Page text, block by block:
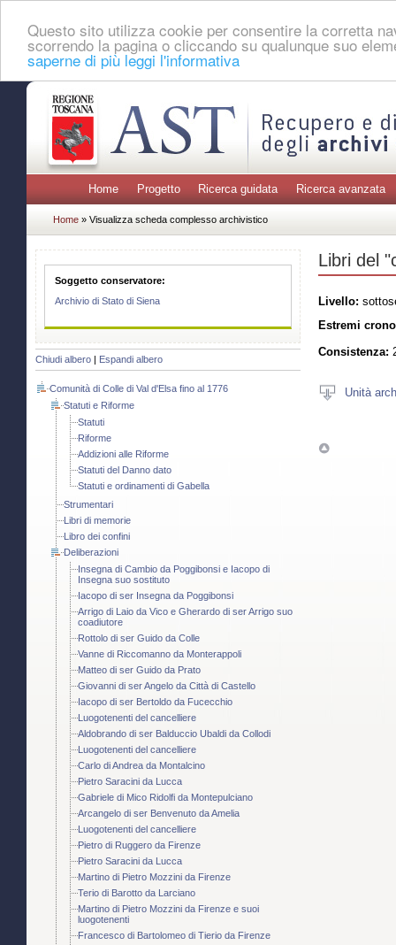
Questo sito utilizza cookie per consentire la corretta
scorrendo la pagina o cliccando su qualunque suo
saperne di più leggi l'informativa
Home Progetto Ricerca guidata Ricerca avanzata
Home » Visualizza scheda complesso archivistico
Soggetto conservatore:
Archivio di Stato di Siena
Chiudi albero Espandi albero
Comunità di Colle di Val d'Elsa fino al 1776
Statuti e Riforme
Statuti
Riforme
Addizioni alle Riforme
Statuti del Danno dato
Statuti e ordinamenti di Gabella
Strumentari
Libri di memorie
Libro dei confini
Deliberazioni
Insegna di Cambio da Poggibonsi e Iacopo di
Insegna suo sostituto
Iacopo di ser Insegna da Poggibonsi
Arrigo di Laio da Vico e Gherardo di ser Arrigo suo
coadiutore
Rottolo di ser Guido da Colle
Vanne di Riccomanno da Monterappoli
Matteo di ser Guido da Prato
Giovanni di ser Angelo da Città di Castello
Iacopo di ser Bertoldo da Fucecchio
Luogotenenti del cancelliere
Aldobrando di ser Balduccio Ubaldi da Collodi
Luogotenenti del cancelliere
Carlo di Andrea da Montalcino
Pietro Saracini da Lucca
Gabriele di Mico Ridolfi da Montepulciano
Arcangelo di ser Benvenuto da Amelia
Luogotenenti del cancelliere
Pietro di Ruggero da Firenze
Pietro Saracini da Lucca
Martino di Pietro Mozzini da Firenze
Terio di Barotto da Larciano
Martino di Pietro Mozzini da Firenze e suoi
luogotenenti
Francesco di Bartolomeo di Tierio da Firenze
Libri del
Livello:
Estremi
Consistenza:
Unità